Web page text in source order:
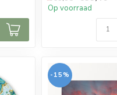
Op voorraad
-15%